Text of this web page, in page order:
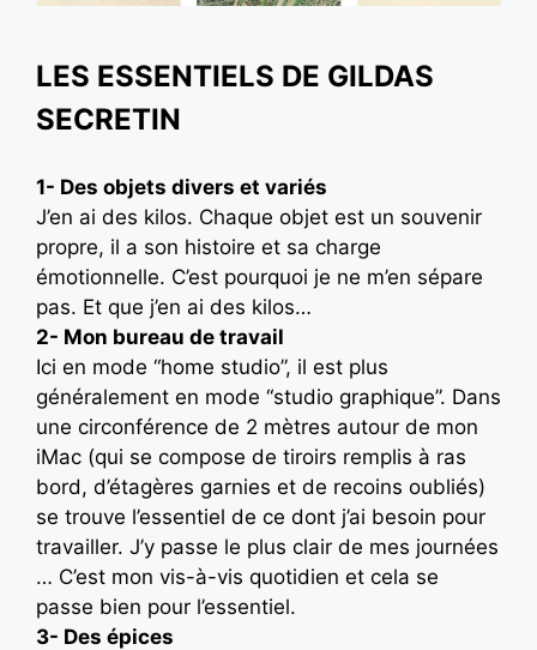
LES ESSENTIELS DE GILDAS
SECRETIN
1- Des objets divers et variés
J’en ai des kilos. Chaque objet est un souvenir
propre, il a son histoire et sa charge
émotionnelle. C’est pourquoi je ne m’en sépare
pas. Et que j’en ai des kilos…
2- Mon bureau de travail
Ici en mode “home studio”, il est plus
généralement en mode “studio graphique”. Dans
une circonférence de 2 mètres autour de mon
iMac (qui se compose de tiroirs remplis à ras
bord, d’étagères garnies et de recoins oubliés)
se trouve l’essentiel de ce dont j’ai besoin pour
travailler. J’y passe le plus clair de mes journées
… C’est mon vis-à-vis quotidien et cela se
passe bien pour l’essentiel.
3- Des épices